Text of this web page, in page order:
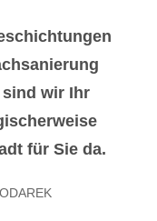
wir Ihr
für Sie da.